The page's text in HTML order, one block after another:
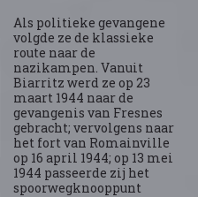
Als politieke gevangene
volgde ze de klassieke
route naar de
nazikampen. Vanuit
Biarritz werd ze op 23
maart 1944 naar de
gevangenis van Fresnes
gebracht; vervolgens naar
het fort van Romainville
op 16 april 1944; op 13 mei
1944 passeerde zij het
spoorwegknooppunt